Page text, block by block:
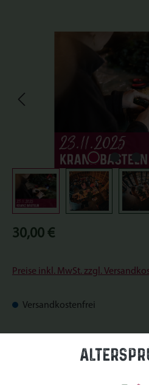
Regulärer Preis:
30,00 €
Preise inkl. MwSt. zzgl.
Versandkostenfrei